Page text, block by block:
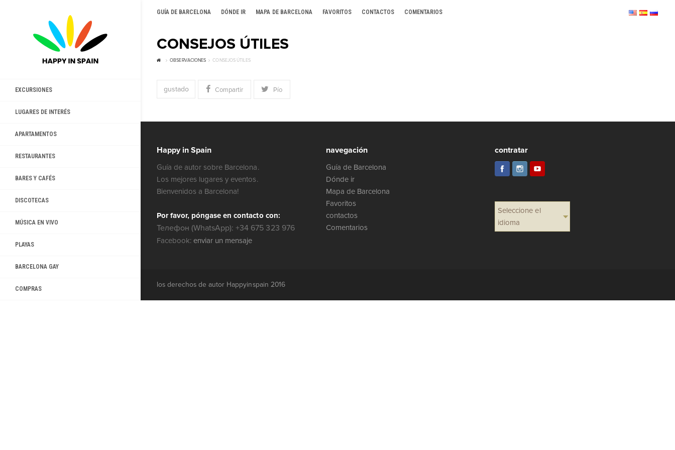
GUÍA DE BARCELONA DÓNDE IR MAPA DE BARCELONA FAVORITOS CONTACTOS COMENTARIOS
EXCURSIONES
LUGARES DE INTERÉS
APARTAMENTOS
RESTAURANTES
BARES Y CAFÉS
DISCOTECAS
MÚSICA EN VIVO
PLAYAS
BARCELONA GAY
COMPRAS
CONSEJOS ÚTILES
OBSERVACIONES CONSEJOS ÚTILES
gustado Compartir Pío
Happy in Spain
Guía de autor sobre Barcelona.
Los mejores lugares y eventos.
Bienvenidos a Barcelona!
Por favor, póngase en contacto con:
Телефон (WhatsApp): +34 675 323 976
Facebook:enviar un mensaje
navegación
Guía de Barcelona
Dónde ir
Mapa de Barcelona
Favoritos
contactos
Comentarios
contratar
Seleccione el
idioma
los derechos de autor Happyinspain 2016